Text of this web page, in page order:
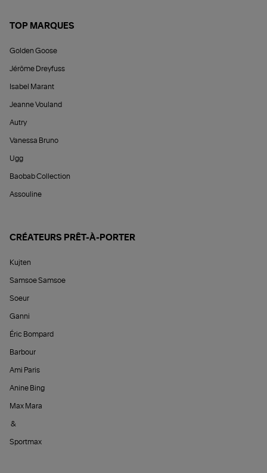
TOP MARQUES
Golden Goose
Jérôme Dreyfuss
Isabel Marant
Jeanne Vouland
Autry
Vanessa Bruno
Ugg
Baobab Collection
Assouline
CRÉATEURS PRÊT-À-PORTER
Kujten
Samsoe Samsoe
Soeur
Ganni
Éric Bompard
Barbour
Ami Paris
Anine Bing
Max Mara
&
Sportmax